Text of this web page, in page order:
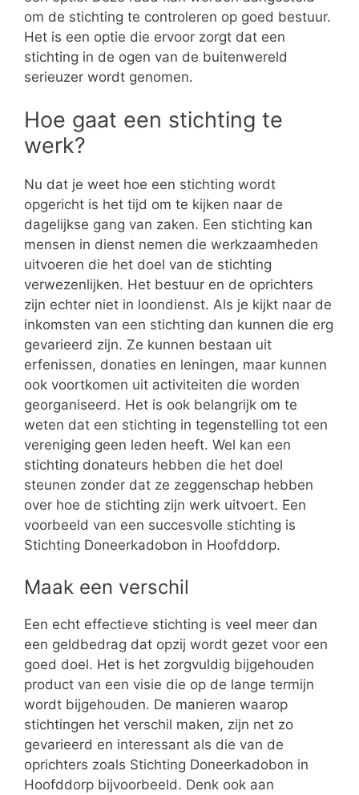
om de stichting te controleren op goed bestuur.
Het is een optie die ervoor zorgt dat een
stichting in de ogen van de buitenwereld
serieuzer wordt genomen.
Hoe gaat een stichting te
werk?
Nu dat je weet hoe een stichting wordt
opgericht is het tijd om te kijken naar de
dagelijkse gang van zaken. Een stichting kan
mensen in dienst nemen die werkzaamheden
uitvoeren die het doel van de stichting
verwezenlijken. Het bestuur en de oprichters
zijn echter niet in loondienst. Als je kijkt naar de
inkomsten van een stichting dan kunnen die erg
gevarieerd zijn. Ze kunnen bestaan uit
erfenissen, donaties en leningen, maar kunnen
ook voortkomen uit activiteiten die worden
georganiseerd. Het is ook belangrijk om te
weten dat een stichting in tegenstelling tot een
vereniging geen leden heeft. Wel kan een
stichting donateurs hebben die het doel
steunen zonder dat ze zeggenschap hebben
over hoe de stichting zijn werk uitvoert. Een
voorbeeld van een succesvolle stichting is
Stichting Doneerkadobon in Hoofddorp.
Maak een verschil
Een echt effectieve stichting is veel meer dan
een geldbedrag dat opzij wordt gezet voor een
goed doel. Het is het zorgvuldig bijgehouden
product van een visie die op de lange termijn
wordt bijgehouden. De manieren waarop
stichtingen het verschil maken, zijn net zo
gevarieerd en interessant als die van de
oprichters zoals Stichting Doneerkadobon in
Hoofddorp bijvoorbeeld. Denk ook aan